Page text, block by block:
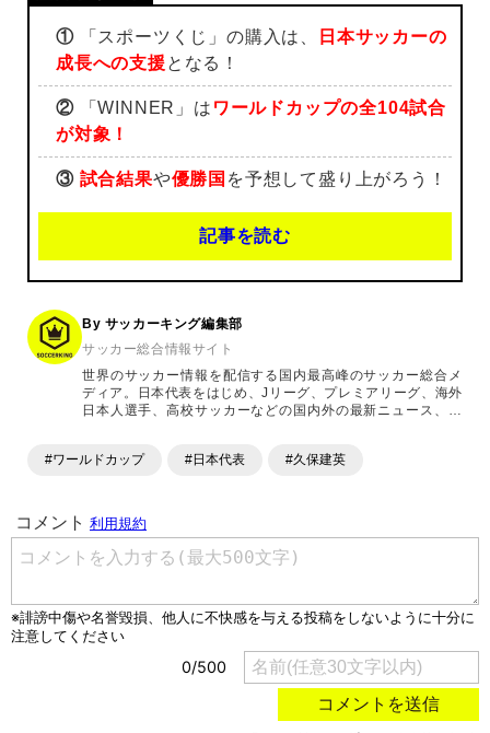
①「スポーツくじ」の購入は、
日本サッカーの
成長への支援となる！
②「WINNER」は ワールドカップの全104試合
が対象！
③ 試合結果や優勝国 を予想して盛り上がろう！
記事を読む
By サッカーキング編集部
サッカー総合情報サイト
世界のサッカー情報を配信する国内最高峰のサッカー総合メ
ディア。日本代表をはじめ、Jリーグ、プレミアリーグ、海外
日本人選手、高校サッカーなどの国内外の最新ニュース、コ
ます。「X」「Instagram」「YouTube」「TikTok」など、
#ワールドカップ #日本代表 #久保建英